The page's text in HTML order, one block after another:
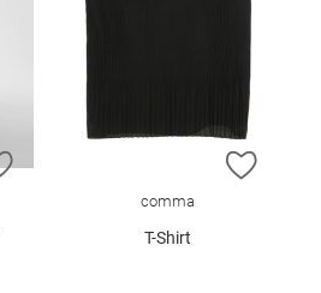
ZUR WUNSCHLISTE HINZUFÜGEN
ZUR
comma
T-Shirt